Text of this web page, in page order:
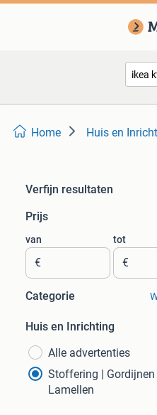
Home Huis en
Verfijn resultaten
Prijs
van
€
tot
€
Categorie
Huis en Inrichting
Alle advertenties
Stoffering | Gordijnen
Lamellen